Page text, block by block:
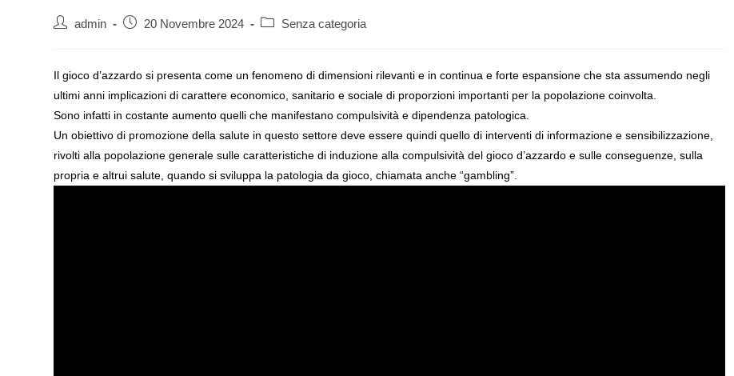
Autoreadmin
Articolo20 Novembre 2024
Categoria
Senza categoria
Il gioco d’azzardo si presenta come un fenomeno di dimensioni rilevanti e in continua e forte espansione che sta assumendo negli
ultimi anni implicazioni di carattere economico, sanitario e sociale di proporzioni importanti per la popolazione coinvolta.
Sono infatti in costante aumento quelli che manifestano compulsività e dipendenza patologica.
Un obiettivo di promozione della salute in questo settore deve essere quindi quello di interventi di informazione e sensibilizzazione,
rivolti alla popolazione generale sulle caratteristiche di induzione alla compulsività del gioco d’azzardo e sulle conseguenze, sulla
propria e altrui salute, quando si sviluppa la patologia da gioco, chiamata anche “gambling”.